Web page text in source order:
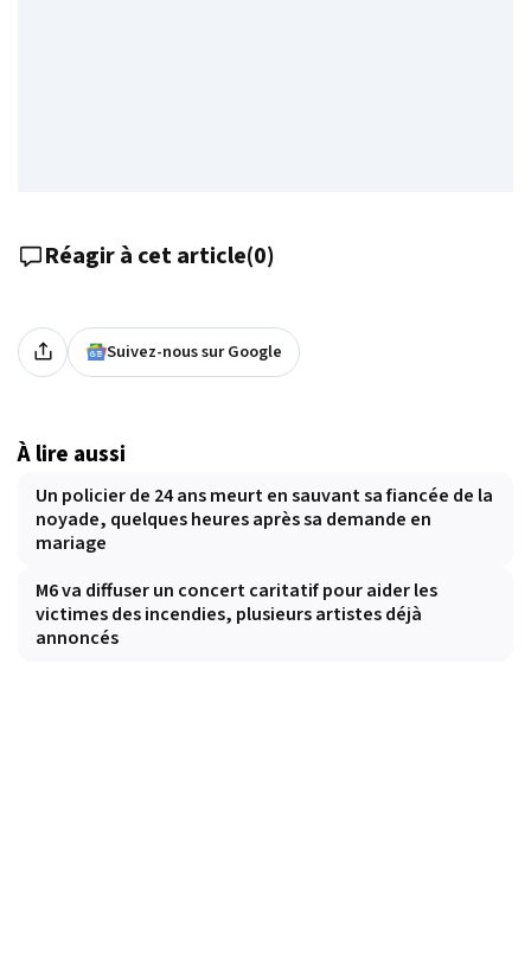
Réagir à cet article(0)
Suivez-nous sur Google
À lire aussi
Un policier de 24 ans meurt en sauvant sa fiancée de la
noyade, quelques heures après sa demande en
mariage
M6 va diffuser un concert caritatif pour aider les
victimes des incendies, plusieurs artistes déjà
annoncés